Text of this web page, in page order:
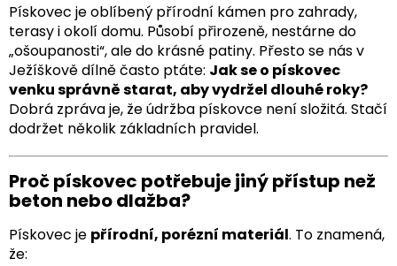
Pískovec je oblíbený přírodní kámen pro zahrady,
terasy i okolí domu. Působí přirozeně, nestárne do
„ošoupanosti“, ale do krásné patiny. Přesto se nás v
Ježíškově dílně často ptáte: Jak se o pískovec
venku správně starat, aby vydržel dlouhé roky?
Dobrá zpráva je, že údržba pískovce není složitá. Stačí
dodržet několik základních pravidel.
Proč pískovec potřebuje jiný přístup než
beton nebo dlažba?
Pískovec je přírodní, porézní materiál. To znamená,
že: